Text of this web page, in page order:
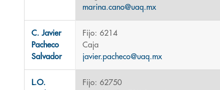
marina.cano@uaq.mx
C. Javier
Pacheco
Salvador
Fijo: 6214
Caja
javier.pacheco@uaq.mx
L.O.
Fijo: 62750